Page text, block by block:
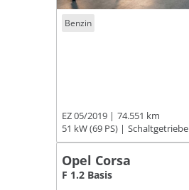
Benzin
EZ 05/2019
74.551 km
51 kW (69 PS)
Schaltgetriebe
Opel Corsa
F 1.2 Basis